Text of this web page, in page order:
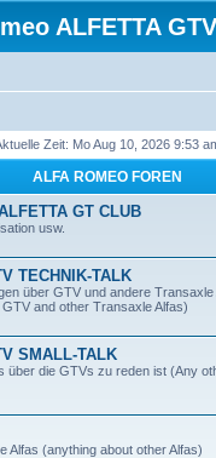
ALFETTA
Zeit: Mo Aug 10, 2026 9:53
ALFA ROMEO FOREN
GT CLUB
usw.
TECHNIK-TALK
über GTV und andere
and other Transaxle Alfas)
SMALL-TALK
über die GTVs zu reden ist (Any
Alfas (anything about other Alfas)